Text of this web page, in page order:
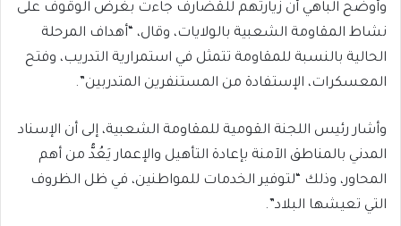
وأوضح الباهي أن زيارتهم للقضارف جاءت بغرض الوقوف على
نشاط المقاومة الشعبية بالولايات، وقال، “أهداف المرحلة
الحالية بالنسبة للمقاومة تتمثل في استمرارية التدريب، وفتح
المعسكرات، الإستفادة من المستنفرين المتدربين”.
وأشار رئيس اللجنة القومية للمقاومة الشعبية، إلى أن الإسناد
المدني بالمناطق الآمنة بإعادة التأهيل والإعمار يَعُدُّ من أهم
المحاور، وذلك “لتوفير الخدمات للمواطنين، في ظل الظروف
التي تعيشها البلاد”.